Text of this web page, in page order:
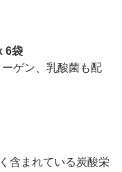
6袋
ゲン、乳酸菌も配
含まれている炭酸栄